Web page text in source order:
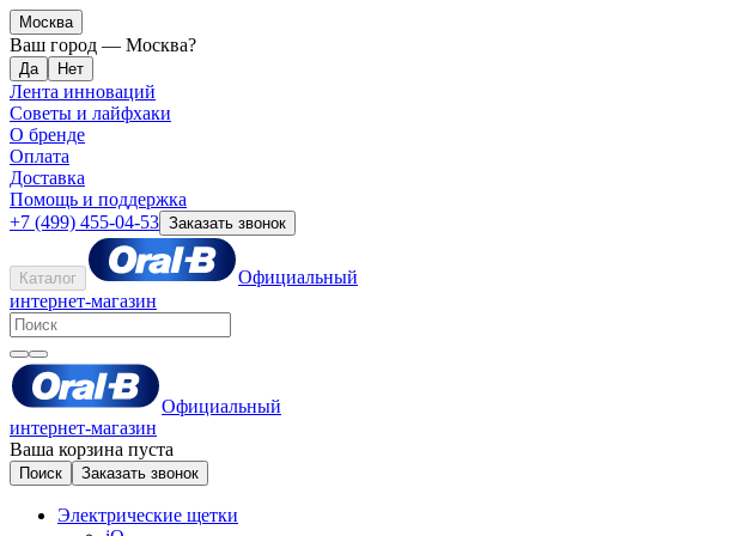
Москва
Ваш город — Москва?
Лента инноваций
Советы и лайфхаки
О бренде
Оплата
Доставка
Помощь и поддержка
+7 (499) 455-04-53 Заказать звонок
Каталог
Официальный
интернет-магазин
Официальный
интернет-магазин
Ваша корзина пуста
Поиск Заказать звонок
Электрические щетки